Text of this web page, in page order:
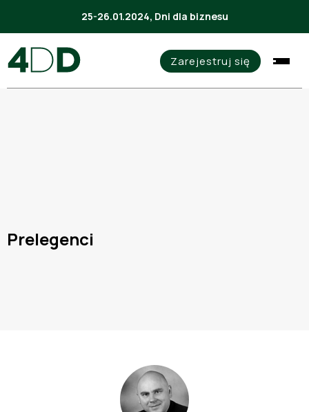
25-26.01.2024, Dni dla biznesu
Zarejestruj się
Prelegenci